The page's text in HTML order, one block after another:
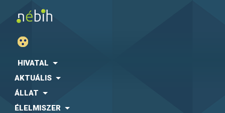
HIVATAL
AKTUÁLIS
ÁLLAT
ÉLELMISZER